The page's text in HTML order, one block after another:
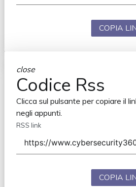
COPIA
close
Codice Rss
Clicca sul pulsante per copiare il
negli appunti.
RSS link
COPIA